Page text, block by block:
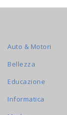
Auto & Motori
Bellezza
Educazione
Informatica